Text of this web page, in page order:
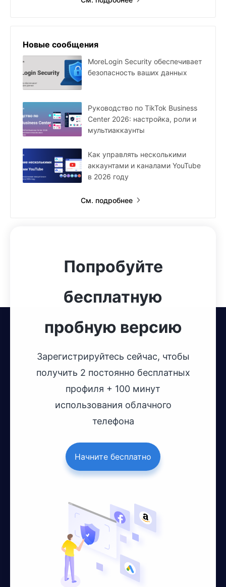
Новые сообщения
MoreLogin Security обеспечивает
безопасность ваших данных
Руководство по TikTok Business
Center 2026: настройка, роли и
мультиаккаунты
Как управлять несколькими
аккаунтами и каналами YouTube
в 2026 году
См. подробнее
Попробуйте
бесплатную
пробную версию
Зарегистрируйтесь сейчас, чтобы
получить 2 постоянно бесплатных
профиля + 100 минут
использования облачного
телефона
Начните бесплатно